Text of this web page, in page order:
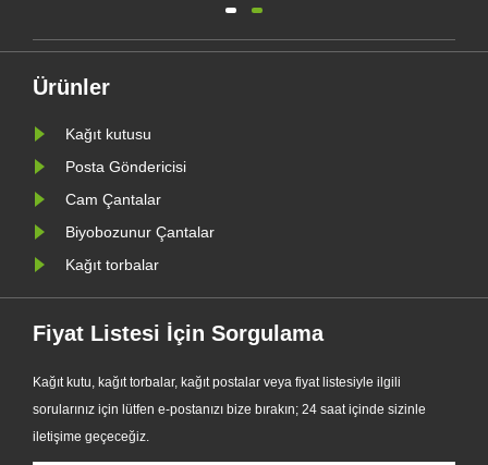
resmi olarak piyasaya sürdü.
Ürünler
Kağıt kutusu
Posta Göndericisi
Cam Çantalar
Biyobozunur Çantalar
Kağıt torbalar
Fiyat Listesi İçin Sorgulama
Kağıt kutu, kağıt torbalar, kağıt postalar veya fiyat listesiyle ilgili
sorularınız için lütfen e-postanızı bize bırakın; 24 saat içinde sizinle
iletişime geçeceğiz.